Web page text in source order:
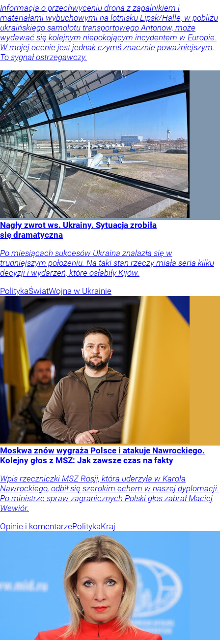
Informacja o przechwyceniu drona z zapalnikiem i
materiałami wybuchowymi na lotnisku Lipsk/Halle, w pobliżu
ukraińskiego samolotu transportowego Antonow, może
wydawać się kolejnym niepokojącym incydentem w Europie.
W mojej ocenie jest jednak czymś znacznie poważniejszym.
To sygnał ostrzegawczy.
Nagły zwrot ws. Ukrainy. Sytuacja zrobiła
się dramatyczna
Po miesiącach sukcesów Ukraina znalazła się w
trudniejszym położeniu. Na taki stan rzeczy miała seria kilku
decyzji i wydarzeń, które osłabiły Kijów.
PolitykaŚwiatWojna w Ukrainie
Moskwa znów wygraża Polsce i atakuje Nawrockiego.
Kolejny głos z MSZ: Jak zawsze czas na fakty
Wpis rzeczniczki MSZ Rosji, która uderzyła w Karola
Nawrockiego, odbił się szerokim echem w naszej dyplomacji.
Po ministrze spraw zagranicznych Polski głos zabrał Maciej
Wewiór.
Opinie i komentarzePolitykaKraj